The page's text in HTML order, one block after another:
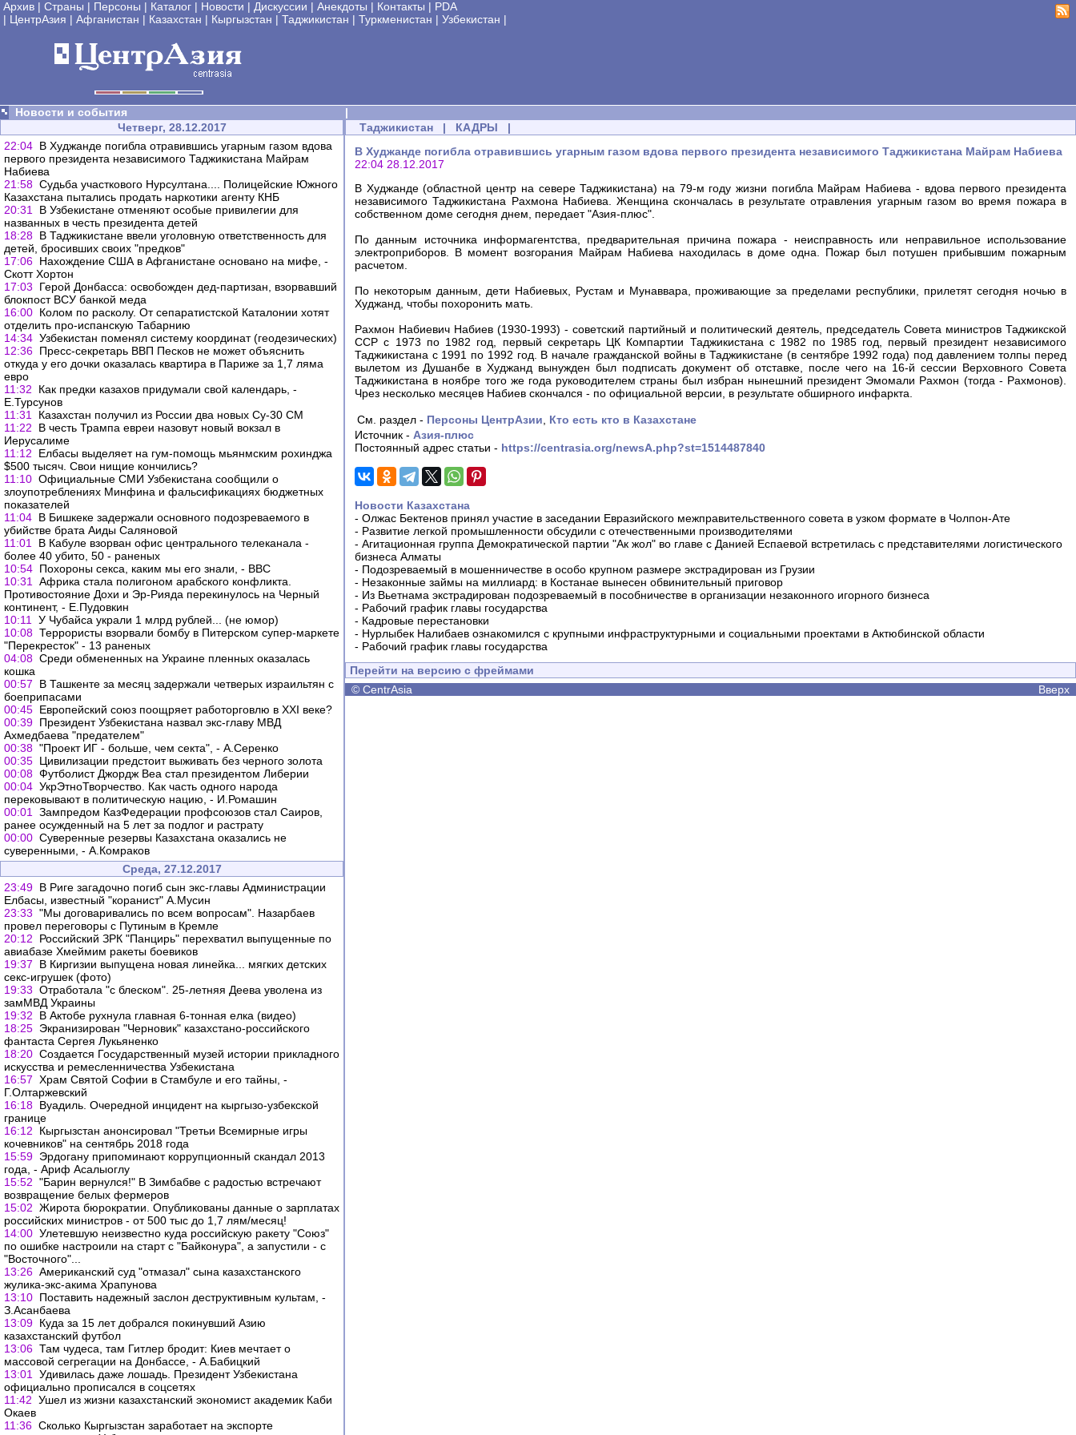
Архив | Страны | Персоны | Каталог | Новости | Дискуссии | Анекдоты | Контакты | PDA
| ЦентрАзия | Афганистан | Казахстан | Кыргызстан | Таджикистан | Туркменистан | Узбекистан |
Новости и события
|
Четверг, 28.12.2017
22:04 В Худжанде погибла отравившись угарным газом вдова
первого президента независимого Таджикистана Майрам
Набиева
21:58 Судьба участкового Нурсултана.... Полицейские Южного
Казахстана пытались продать наркотики агенту КНБ
20:31
В Узбекистане отменяют особые привилегии для
названных в честь президента детей
18:28 В Таджикистане ввели уголовную ответственность для
детей, бросивших своих "предков"
17:06 Нахождение США в Афганистане основано на мифе, -
Скотт Хортон
17:03
Герой Донбасса: освобожден дед-партизан, взорвавший
блокпост ВСУ банкой меда
16:00 Колом по расколу. От сепаратистской Каталонии хотят
отделить про-испанскую Табарнию
14:34 Узбекистан поменял систему координат (геодезических)
12:36 Пресс-секретарь ВВП Песков не может объяснить
откуда у его дочки оказалась квартира в Париже за 1,7 ляма
евро
11:32
Как предки казахов придумали свой календарь, -
Е.Турсунов
11:31
Казахстан получил из России два новых Су-30 СМ
11:22
В честь Трампа евреи назовут новый вокзал в
Иерусалиме
11:12
Елбасы выделяет на гум-помощь мьянмским рохинджа
$500 тысяч. Свои нищие кончились?
11:10 Официальные СМИ Узбекистана сообщили о
злоупотреблениях Минфина и фальсификациях бюджетных
показателей
11:04 В Бишкеке задержали основного подозреваемого в
убийстве брата Аиды Саляновой
11:01
В Кабуле взорван офис центрального телеканала -
более 40 убито, 50 - раненых
10:54 Похороны секса, каким мы его знали, - ВВС
10:31
Африка стала полигоном арабского конфликта.
Противостояние Дохи и Эр-Рияда перекинулось на Черный
континент, - Е.Пудовкин
10:11
У Чубайса украли 1 млрд рублей... (не юмор)
10:08 Террористы взорвали бомбу в Питерском супер-маркете
"Перекресток" - 13 раненых
04:08 Среди обмененных на Украине пленных оказалась
кошка
00:57
В Ташкенте за месяц задержали четверых израильтян с
боеприпасами
00:45 Европейский союз поощряет работорговлю в XXI веке?
00:39 Президент Узбекистана назвал экс-главу МВД
Ахмедбаева "предателем"
00:38 "Проект ИГ - больше, чем секта", - А.Серенко
00:35 Цивилизации предстоит выживать без черного золота
00:08 Футболист Джордж Веа стал президентом Либерии
00:04 УкрЭтноТворчество. Как часть одного народа
перековывают в политическую нацию, - И.Ромашин
00:01
Зампредом КазФедерации профсоюзов стал Саиров,
ранее осужденный на 5 лет за подлог и растрату
00:00 Суверенные резервы Казахстана оказались не
суверенными, - А.Комраков
Среда, 27.12.2017
23:49 В Риге загадочно погиб сын экс-главы Администрации
Елбасы, известный "коранист" А.Мусин
23:33 "Мы договаривались по всем вопросам". Назарбаев
провел переговоры с Путиным в Кремле
20:12
Российский ЗРК "Панцирь" перехватил выпущенные по
авиабазе Хмеймим ракеты боевиков
19:37
В Киргизии выпущена новая линейка... мягких детских
секс-игрушек (фото)
19:33 Отработала "с блеском". 25-летняя Деева уволена из
замМВД Украины
19:32
В Актобе рухнула главная 6-тонная елка (видео)
18:25 Экранизирован "Черновик" казахстано-российского
фантаста Сергея Лукьяненко
18:20 Создается Государственный музей истории прикладного
искусства и ремесленничества Узбекистана
16:57 Храм Святой Софии в Стамбуле и его тайны, -
Г.Олтаржевский
16:18 Вуадиль. Очередной инцидент на кыргызо-узбекской
границе
16:12
Кыргызстан анонсировал "Третьи Всемирные игры
кочевников" на сентябрь 2018 года
15:59 Эрдогану припоминают коррупционный скандал 2013
года, - Ариф Асалыоглу
15:52 "Барин вернулся!" В Зимбабве с радостью встречают
возвращение белых фермеров
15:02 Жирота бюрократии. Опубликованы данные о зарплатах
российских министров - от 500 тыс до 1,7 лям/месяц!
14:00 Улетевшую неизвестно куда российскую ракету "Союз"
по ошибке настроили на старт с "Байконура", а запустили - с
"Восточного"...
13:26 Американский суд "отмазал" сына казахстанского
жулика-экс-акима Храпунова
13:10 Поставить надежный заслон деструктивным культам, -
З.Асанбаева
13:09 Куда за 15 лет добрался покинувший Азию
казахстанский футбол
13:06 Там чудеса, там Гитлер бродит: Киев мечтает о
массовой сегрегации на Донбассе, - А.Бабицкий
13:01
Удивилась даже лошадь. Президент Узбекистана
официально прописался в соцсетях
11:42 Ушел из жизни казахстанский экономист академик Каби
Окаев
11:36 Сколько Кыргызстан заработает на экспорте
Таджикистан | КАДРЫ |
В Худжанде погибла отравившись угарным газом вдова первого президента независимого Таджикистана Майрам Набиева
22:04 28.12.2017
В Худжанде (областной центр на севере Таджикистана) на 79-м году жизни погибла Майрам Набиева - вдова первого президента
независимого Таджикистана Рахмона Набиева. Женщина скончалась в результате отравления угарным газом во время пожара в
собственном доме сегодня днем, передает "Азия-плюс".
По данным источника информагентства, предварительная причина пожара - неисправность или неправильное использование
электроприборов. В момент возгорания Майрам Набиева находилась в доме одна. Пожар был потушен прибывшим пожарным
расчетом.
По некоторым данным, дети Набиевых, Рустам и Мунаввара, проживающие за пределами республики, прилетят сегодня ночью в
Худжанд, чтобы похоронить мать.
Рахмон Набиевич Набиев (1930-1993) - советский партийный и политический деятель, председатель Совета министров Таджикской
ССР с 1973 по 1982 год, первый секретарь ЦК Компартии Таджикистана с 1982 по 1985 год, первый президент независимого
Таджикистана с 1991 по 1992 год. В начале гражданской войны в Таджикистане (в сентябре 1992 года) под давлением толпы перед
вылетом из Душанбе в Худжанд вынужден был подписать документ об отставке, после чего на 16-й сессии Верховного Совета
Таджикистана в ноябре того же года руководителем страны был избран нынешний президент Эмомали Рахмон (тогда - Рахмонов).
Чрез несколько месяцев Набиев скончался - по официальной версии, в результате обширного инфаркта.
См. раздел - Персоны ЦентрАзии
Кто есть кто в Казахстане
Источник - Азия-плюс
Постоянный адрес статьи - https://centrasia.org/newsA.php?st=1514487840
Новости Казахстана
- Олжас Бектенов принял участие в заседании Евразийского межправительственного совета в узком формате в Чолпон-Ате
- Развитие легкой промышленности обсудили с отечественными производителями
- Агитационная группа Демократической партии "Ак жол" во главе с Данией Еспаевой встретилась с представителями логистического
бизнеса Алматы
- Подозреваемый в мошенничестве в особо крупном размере экстрадирован из Грузии
- Незаконные займы на миллиард: в Костанае вынесен обвинительный приговор
- Из Вьетнама экстрадирован подозреваемый в пособничестве в организации незаконного игорного бизнеса
- Рабочий график главы государства
- Кадровые перестановки
- Нурлыбек Налибаев ознакомился с крупными инфраструктурными и социальными проектами в Актюбинской области
- Рабочий график главы государства
Перейти на версию с фреймами
© CentrAsia Вверх